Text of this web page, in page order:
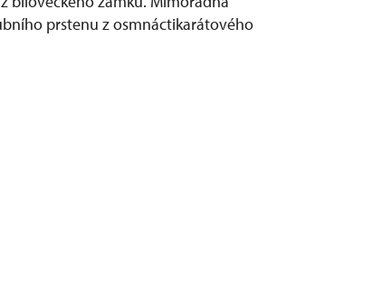
prstenu z osmnáctikarátového